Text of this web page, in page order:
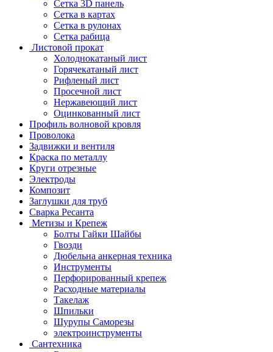
Сетка 3D панель
Сетка в картах
Сетка в рулонах
Сетка рабица
Листовой прокат
Холоднокатаный лист
Горячекатаный лист
Рифленый лист
Просечной лист
Нержавеющий лист
Оцинкованный лист
Профиль волновой кровля
Проволока
Задвижки и вентиля
Краска по металлу
Круги отрезные
Электроды
Композит
Заглушки для труб
Сварка Ресанта
Метизы и Крепеж
Болты Гайки Шайбы
Гвозди
Дюбельна анкерная техника
Инструменты
Перфорированный крепеж
Расходные материалы
Такелаж
Шпильки
Шурупы Саморезы
электроинструменты
Сантехника